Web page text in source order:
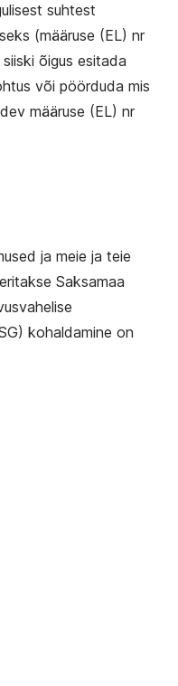
suhtest
(määruse (EL) nr
õigus esitada
või pöörduda mis
määruse (EL) nr
ja meie ja teie
Saksamaa
kohaldamine on